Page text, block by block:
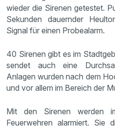
wieder die Sirenen getestet.
Sekunden dauernder
Signal für einen Probealarm.
40 Sirenen gibt es im
sendet auch eine
Anlagen wurden nach dem
und vor allem im Bereich der
Mit den Sirenen werden
Feuerwehren alarmiert. Sie